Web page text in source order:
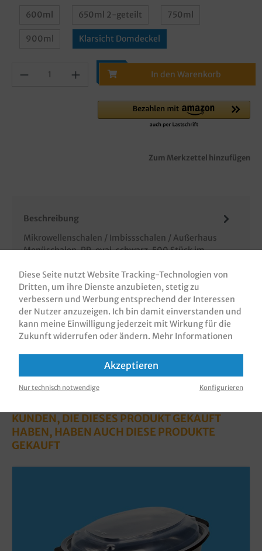
600ml
650ml 2-geteilt 750ml
900ml Klarsicht Domdeckel
In den Warenkorb
Zum Merkzettel hinzufügen
Beschreibung
Mikrowellenschalen / Imbissschalen / Außerhaus
Menüschalen, PP, oval, schwarz, 500 Stück im
Bewertungen
Informationen zur Produktsicherheit
KUNDEN, DIE DIESES PRODUKT GEKAUFT
HABEN, HABEN AUCH DIESE PRODUKTE
GEKAUFT
Diese Seite nutzt Website Tracking-Technologien von
Dritten, um ihre Dienste anzubieten, stetig zu
verbessern und Werbung entsprechend der Interessen
der Nutzer anzuzeigen. Ich bin damit einverstanden und
kann meine Einwilligung jederzeit mit Wirkung für die
Zukunft widerrufen oder ändern. Mehr Informationen
Akzeptieren
Nur technisch notwendige Konfigurieren